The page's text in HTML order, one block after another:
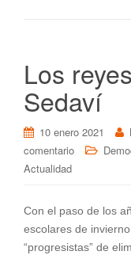
Los
Sedaví
10 enero 2021
comentario
Actualidad
Con el paso de los
escolares de
“progresistas” de